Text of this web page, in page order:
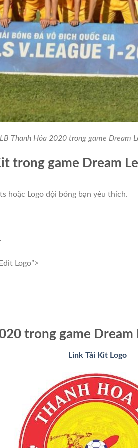
Thanh Hóa 2020 trong game Dream
trong game Dream
hoặc Logo đội bóng bạn yêu thích.
Logo”>
trong game Dream
Link Tải Kit Logo